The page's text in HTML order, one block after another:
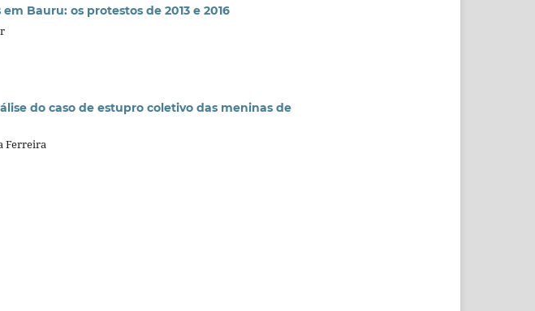
Bauru: os protestos de 2013 e 2016
do caso de estupro coletivo das meninas de
Ferreira